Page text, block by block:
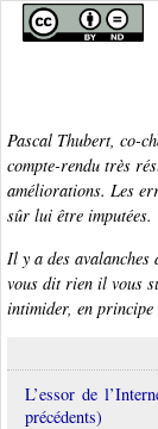
Pascal Thubert, co-
compte-rendu très
améliorations. Les
sûr lui être imputées.
Il y a des avalanches
vous dit rien il vous
intimider, en principe
L’essor de
précédents)